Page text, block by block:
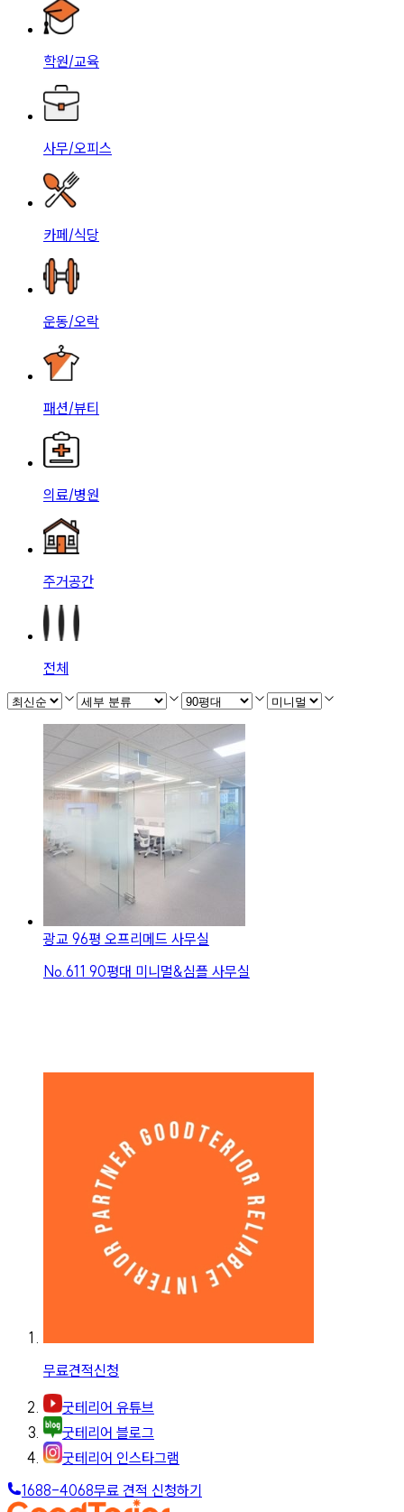
학원/교육
사무/오피스
카페/식당
운동/오락
패션/뷰티
의료/병원
주거공간
전체
광교 96평 오프리메드 사무실
No. 611 90평대 미니멀&심플 사무실
무료견적신청
굿테리어 유튜브
굿테리어 블로그
굿테리어 인스타그램
1688-4068무료 견적 신청하기